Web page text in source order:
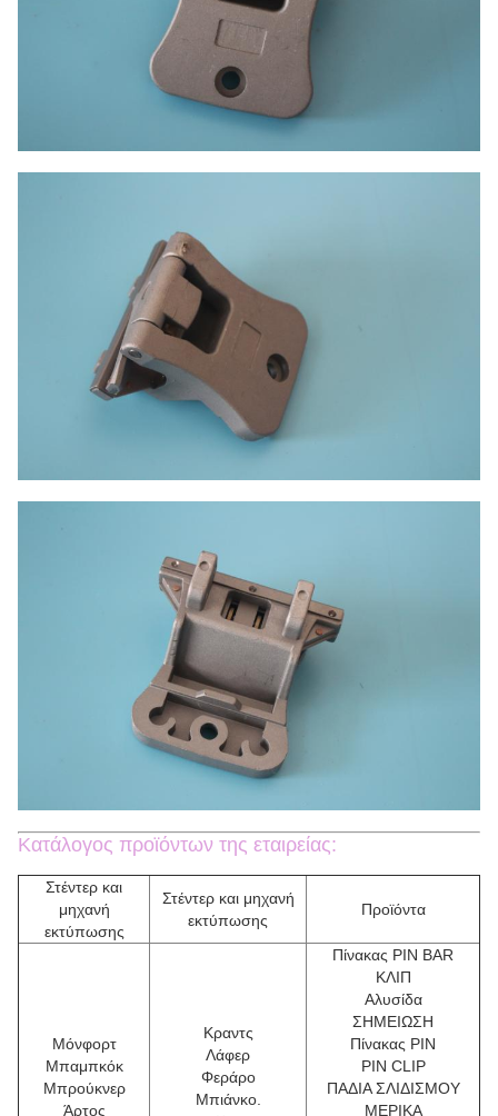
Κατάλογος προϊόντων της εταιρείας:
Στέντερ και
μηχανή
εκτύπωσης
Στέντερ και μηχανή
εκτύπωσης
Προϊόντα
Μόνφορτ
Μπαμπκόκ
Μπρούκνερ
Άρτος
Κραντς
Λάφερ
Φεράρο
Μπιάνκο.
Πίνακας PIN BAR
ΚΛΙΠ
Αλυσίδα
ΣΗΜΕΙΩΣΗ
Πίνακας PIN
PIN CLIP
ΠΑΔΙΑ ΣΛΙΔΙΣΜΟΥ
ΜΕΡΙΚΑ